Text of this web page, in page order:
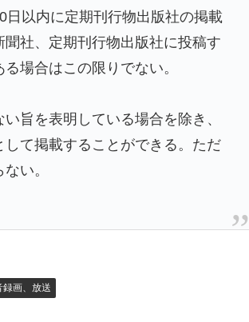
以内に定期刊行物出版社の掲載
社、定期刊行物出版社に投稿す
場合はこの限りでない。
旨を表明している場合を除き、
て掲載することができる。ただ
い。
画、放送